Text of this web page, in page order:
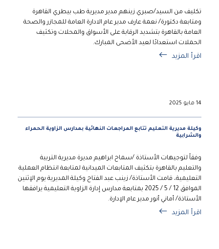
تكليف من السيد/صبري زينهم مدير مديرية طب بيطري القاهرة
ومتابعة دكتورة/ نعمة عارف مدير عام الادارة العامة للمجازر والصحة
العامة بالقاهرة بتشديد الرقابة على الأسواق والمحلات وتكثيف
الحملات استعدادًا لعيد الأضحى المبارك.
اقرأ المزيد
14 مايو 2025
وكيلة مديرية التعليم تتابع المراجعات النهائية بمدارس الزاوية الحمراء
والشرابية
وفقاً لتوجيهات الأستاذة /سماح ابراهيم مديرة مديرية التربية
والتعليم بالقاهرة بتكثيف المتابعات الميدانية لمتابعة انتظام العملية
التعليمية، قامت الأستاذة/ زينب عبد الفتاح وكيلة المديرية يوم الإثنين
الموافق 12 / 5 / 2025 بمتابعة مدارس إدارة الزاوية التعليمية يرافقها
الأستاذة/ أماني أنور مدير عام الإدارة.
اقرأ المزيد